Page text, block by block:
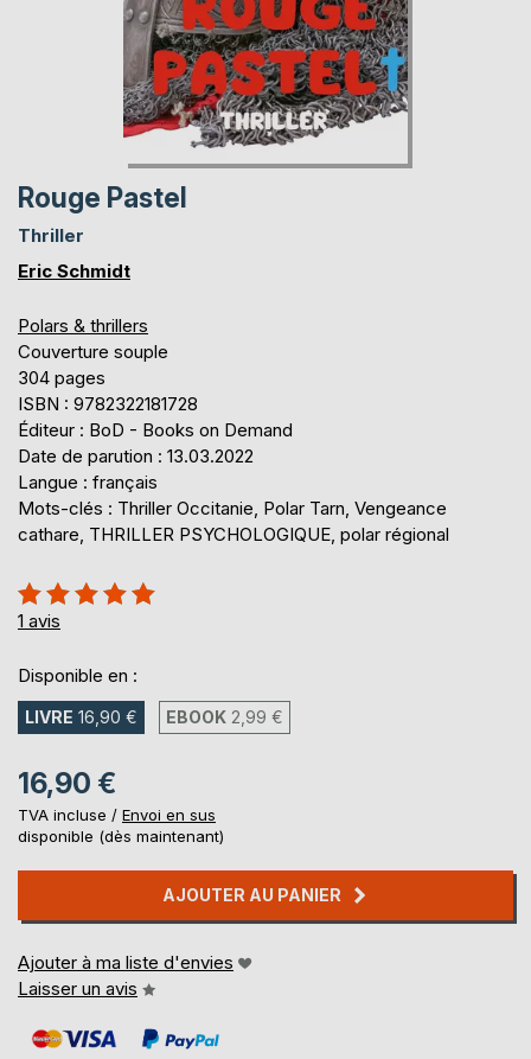
Rouge Pastel
Thriller
Eric Schmidt
Polars & thrillers
Couverture souple
304 pages
ISBN : 9782322181728
Éditeur : BoD - Books on Demand
Date de parution : 13.03.2022
Langue : français
Mots-clés : Thriller Occitanie, Polar Tarn, Vengeance
cathare, THRILLER PSYCHOLOGIQUE, polar régional
Évaluation:
100%
1 avis
Disponible en :
LIVRE 16,90 € EBOOK 2,99 €
16,90 €
TVA incluse / Envoi en sus
disponible (dès maintenant)
AJOUTER AU PANIER
Ajouter à ma liste d'envies
Laisser un avis